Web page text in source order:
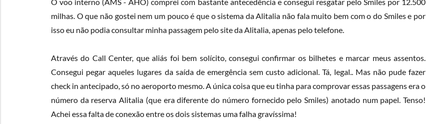
milhas. O que não gostei nem um pouco é que o sistema da Alitalia não fala muito bem com o do Smiles e por
isso eu não podia consultar minha passagem pelo site da Alitalia, apenas pelo telefone.
Através do Call Center, que aliás foi bem solícito, consegui confirmar os bilhetes e marcar meus assentos.
Consegui pegar aqueles lugares da saída de emergência sem custo adicional. Tá, legal.. Mas não pude fazer
check in antecipado, só no aeroporto mesmo. A única coisa que eu tinha para comprovar essas passagens era o
número da reserva Alitalia (que era diferente do número fornecido pelo Smiles) anotado num papel. Tenso!
Achei essa falta de conexão entre os dois sistemas uma falha gravíssima!